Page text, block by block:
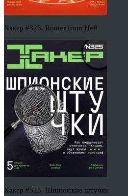
Хакер #326. Router from Hell
Хакер #325. Шпионские штучки